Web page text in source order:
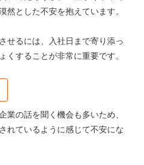
然とした不安を抱えています。
せるには、入社日まで寄り添っ
くすることが非常に重要です。
業の話を聞く機会も多いため、
れているように感じて不安にな